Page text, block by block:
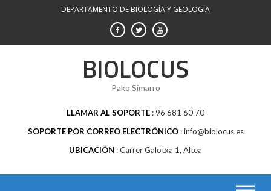
DEPARTAMENTO DE BIOLOGÍA Y GEOLOGÍA
BIOLOCUS
Pako Simarro
LLAMAR AL SOPORTE 96 681 60 70
SOPORTE POR CORREO ELECTRÓNICO info@biolocus.es
UBICACIÓN
Carrer Galotxa 1, Altea